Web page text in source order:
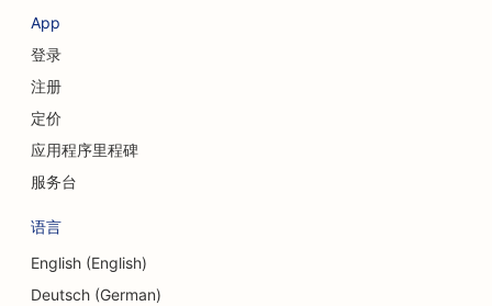
熟食店搜索引擎优化
债务咨询服务的搜索引擎优化
App
登录
注册
定价
应用程序里程碑
服务台
语言
English (English)
Deutsch (German)